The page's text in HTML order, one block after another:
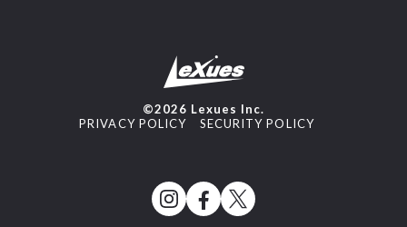
©2026 Lexues Inc.
PRIVACY POLICY
SECURITY POLICY